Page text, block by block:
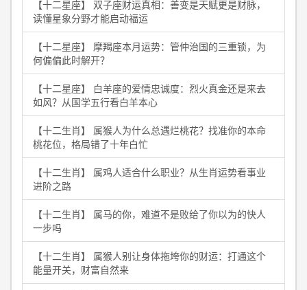
【十二星座】 双子座财运真相：善变是天赋更是财脉，
读懂星象分野才能启动福运
【十二星座】 摩羯座本月运势：管仲治国的三重锁，为
何偏偏此时解开？
【十二星座】 白羊座的爱情忠诚度：烈火真金还是来去
如风？从国学五行看白羊本心
【十二生肖】 属猴人为什么总遇烂桃花？找准你的本命
桃花位，格局错了十年白忙
【十二生肖】 属鸡人适合什么职业？从生肖运势看事业
进阶之路
【十二生肖】 属马的你，难道不是败给了你以为的快人
一步吗
【十二生肖】 属猴人别让身体拖垮你的财运：打通这个
能量开关，财富自然来